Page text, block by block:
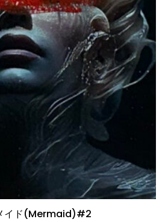
イド(Mermaid)#2